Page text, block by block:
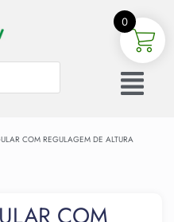
COM REGULAGEM DE ALTURA
0